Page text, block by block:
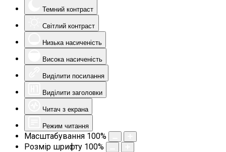
Темний контраст
Світлий контраст
Низька насиченість
Висока насиченість
Виділити посилання
Виділити заголовки
Читач з екрана
Режим читання
Масштабування 100%
Розмір шрифту 100%